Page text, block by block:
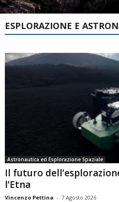
ESPLORAZIONE E
Astronautica ed Esplorazione Spaziale
Il futuro
l’Etna
Vincenzo Pettina - 7 Agosto 2026